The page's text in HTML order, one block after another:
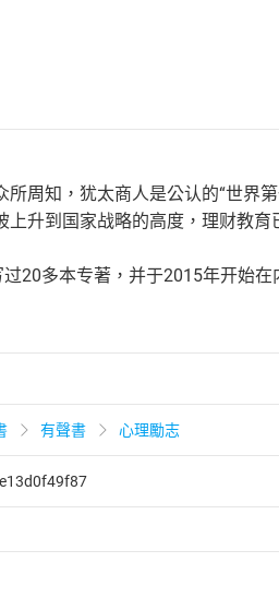
周知，犹太商人是公认的“世界
升到国家战略的高度，理财教
20多本专著，并于2015年开始
有聲書 心理勵志